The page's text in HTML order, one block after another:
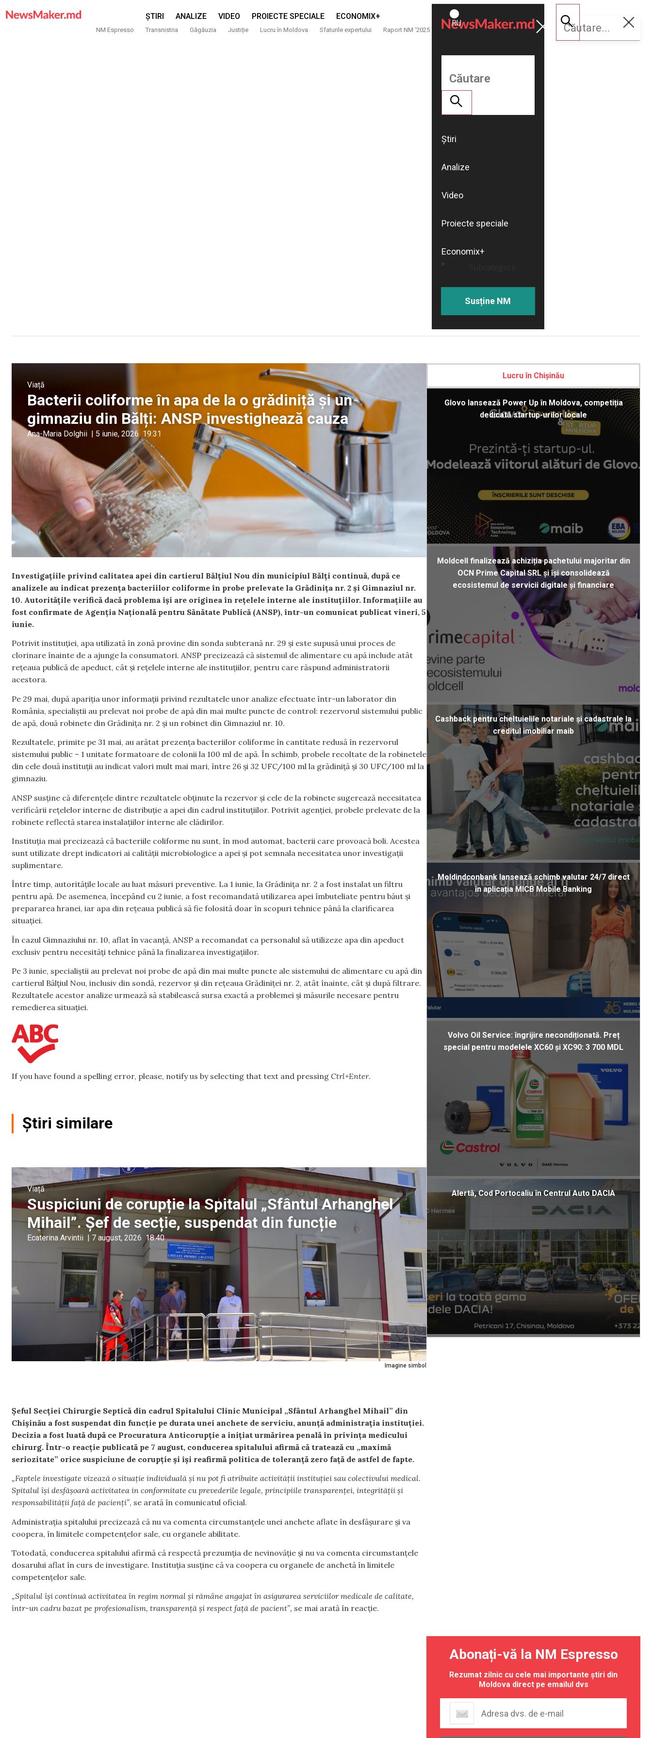
ȘTIRI ANALIZE VIDEO PROIECTE SPECIALE ECONOMIX+
NM Espresso Transnistria Găgăuzia Justiție Lucru în Moldova Sfaturile expertului Raport NM ‘2025
ROMÂNĂ
RU
Susține
NM
Știri
Analize
Video
Proiecte speciale
Economix+
Susține NM
Viață
Bacterii coliforme în apa de la o grădiniță și un
gimnaziu din Bălți: ANSP investighează cauza
Ana-Maria Dolghii | 5 iunie, 2026 19:31
Investigațiile privind calitatea apei din cartierul Bălțiul Nou din municipiul Bălți continuă, după ce
analizele au indicat prezența bacteriilor coliforme în probe prelevate la Grădinița nr. 2 și Gimnaziul nr.
10. Autoritățile verifică dacă problema își are originea în rețelele interne ale instituțiilor. Informațiile au
fost confirmate de Agenția Națională pentru Sănătate Publică (ANSP), într-un comunicat publicat vineri, 5
iunie.
Potrivit instituției, apa utilizată în zonă provine din sonda subterană nr. 29 și este supusă unui proces de
clorinare înainte de a ajunge la consumatori. ANSP precizează că sistemul de alimentare cu apă include atât
rețeaua publică de apeduct, cât și rețelele interne ale instituțiilor, pentru care răspund administratorii
acestora.
Pe 29 mai, după apariția unor informații privind rezultatele unor analize efectuate într-un laborator din
România, specialiștii au prelevat noi probe de apă din mai multe puncte de control: rezervorul sistemului public
de apă, două robinete din Grădinița nr. 2 și un robinet din Gimnaziul nr. 10.
Rezultatele, primite pe 31 mai, au arătat prezența bacteriilor coliforme în cantitate redusă în rezervorul
sistemului public – 1 unitate formatoare de colonii la 100 ml de apă. În schimb, probele recoltate de la robinetele
din cele două instituții au indicat valori mult mai mari, între 26 și 32 UFC/100 ml la grădiniță și 30 UFC/100 ml la
gimnaziu.
ANSP susține că diferențele dintre rezultatele obținute la rezervor și cele de la robinete sugerează necesitatea
verificării rețelelor interne de distribuție a apei din cadrul instituțiilor. Potrivit agenției, probele prelevate de la
robinete reflectă starea instalațiilor interne ale clădirilor.
Instituția mai precizează că bacteriile coliforme nu sunt, în mod automat, bacterii care provoacă boli. Acestea
sunt utilizate drept indicatori ai calității microbiologice a apei și pot semnala necesitatea unor investigații
suplimentare.
Între timp, autoritățile locale au luat măsuri preventive. La 1 iunie, la Grădinița nr. 2 a fost instalat un filtru
pentru apă. De asemenea, începând cu 2 iunie, a fost recomandată utilizarea apei îmbuteliate pentru băut și
prepararea hranei, iar apa din rețeaua publică să fie folosită doar în scopuri tehnice până la clarificarea
situației.
În cazul Gimnaziului nr. 10, aflat în vacanță, ANSP a recomandat ca personalul să utilizeze apa din apeduct
exclusiv pentru necesități tehnice până la finalizarea investigațiilor.
Pe 3 iunie, specialiștii au prelevat noi probe de apă din mai multe puncte ale sistemului de alimentare cu apă din
cartierul Bălțiul Nou, inclusiv din sondă, rezervor și din rețeaua Grădiniței nr. 2, atât înainte, cât și după filtrare.
Rezultatele acestor analize urmează să stabilească sursa exactă a problemei și măsurile necesare pentru
remedierea situației.
If you have found a spelling error, please, notify us by selecting that text and pressing Ctrl+Enter.
Știri similare
Imagine simbol
Viață
Suspiciuni de corupție la Spitalul „Sfântul Arhanghel
Mihail”. Șef de secție, suspendat din funcție
Ecaterina Arvintii | 7 august, 2026 18:40
Șeful Secției Chirurgie Septică din cadrul Spitalului Clinic Municipal „Sfântul Arhanghel Mihail” din
Chișinău a fost suspendat din funcție pe durata unei anchete de serviciu, anunță administrația instituției.
Decizia a fost luată după ce Procuratura Anticorupție a inițiat urmărirea penală în privința medicului
chirurg. Într-o reacție publicată pe 7 august, conducerea spitalului afirmă că tratează cu „maximă
seriozitate” orice suspiciune de corupție și își reafirmă politica de toleranță zero față de astfel de fapte.
„Faptele investigate vizează o situație individuală și nu pot fi atribuite activității instituției sau colectivului medical.
Spitalul își desfășoară activitatea in conformitate cu prevederile legale, principiile transparenței, integrității și
responsabilității față de pacienți”, se arată în comunicatul oficial.
Administrația spitalului precizează că nu va comenta circumstanțele unei anchete aflate în desfășurare și va
coopera, în limitele competențelor sale, cu organele abilitate.
Totodată, conducerea spitalului afirmă că respectă prezumția de nevinovăție și nu va comenta circumstanțele
dosarului aflat în curs de investigare. Instituția susține că va coopera cu organele de anchetă în limitele
competențelor sale.
„Spitalul își continuă activitatea în regim normal și rămâne angajat în asigurarea serviciilor medicale de calitate,
într-un cadru bazat pe profesionalism, transparență și respect față de pacient”, se mai arată în reacție.
Lucru în Chișinău
Glovo lansează Power Up în Moldova, competiția
dedicată startup-urilor locale
Moldcell finalizează achiziția pachetului majoritar din
OCN Prime Capital SRL și își consolidează
ecosistemul de servicii digitale și financiare
Cashback pentru cheltuielile notariale și cadastrale la
creditul imobiliar maib
Moldindconbank lansează schimb valutar 24/7 direct
în aplicația MICB Mobile Banking
Volvo Oil Service: îngrijire necondiționată. Preț
special pentru modelele XC60 și XC90: 3 700 MDL
Alertă, Cod Portocaliu în Centrul Auto DACIA
Abonați-vă la NM Espresso
Rezumat zilnic cu cele mai importante știri din
Moldova direct pe emailul dvs